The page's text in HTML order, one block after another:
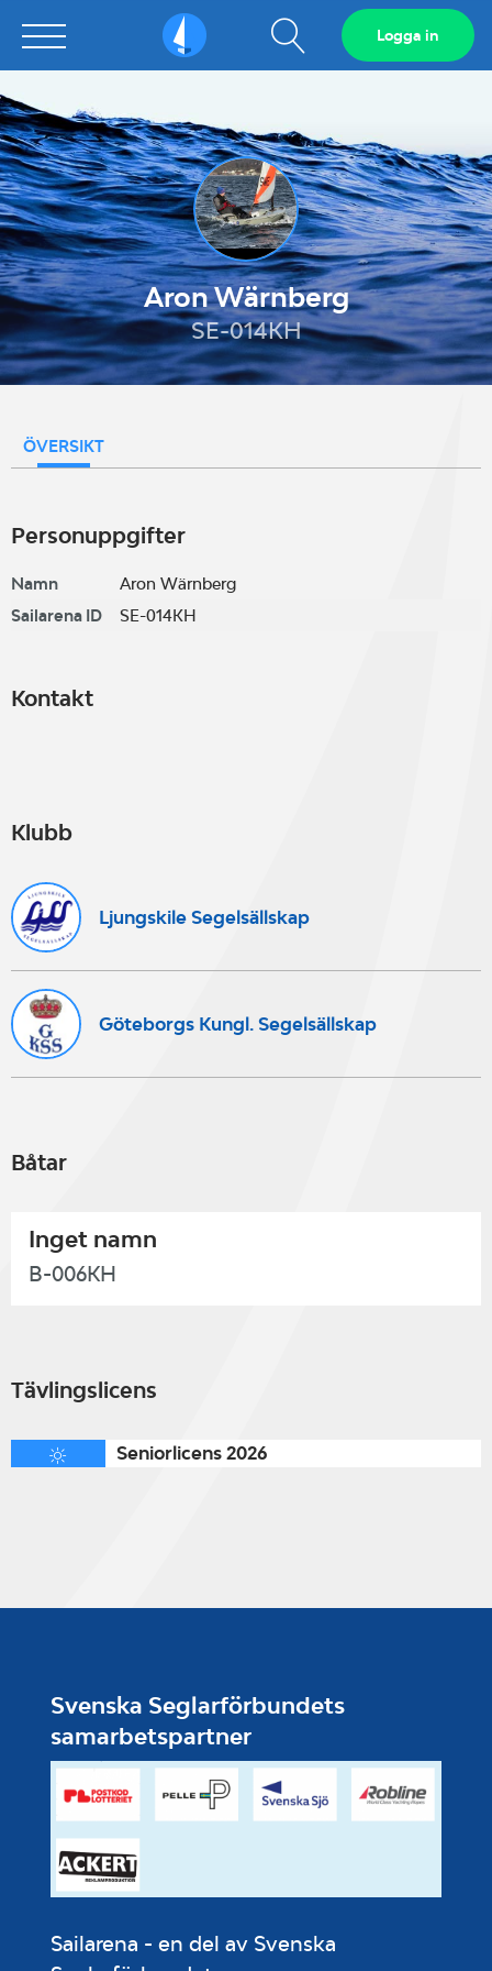
Sailarena Visa
sökfält
Logga in
Aron Wärnberg
SE-014KH
ÖVERSIKT
Personuppgifter
Namn
Aron Wärnberg
Sailarena ID
SE-014KH
Kontakt
Klubb
Ljungskile Segelsällskap
Göteborgs Kungl. Segelsällskap
Båtar
Inget namn
B-006KH
Tävlingslicens
Seniorlicens 2026
Svenska Seglarförbundets
samarbetspartner
Sailarena - en del av Svenska